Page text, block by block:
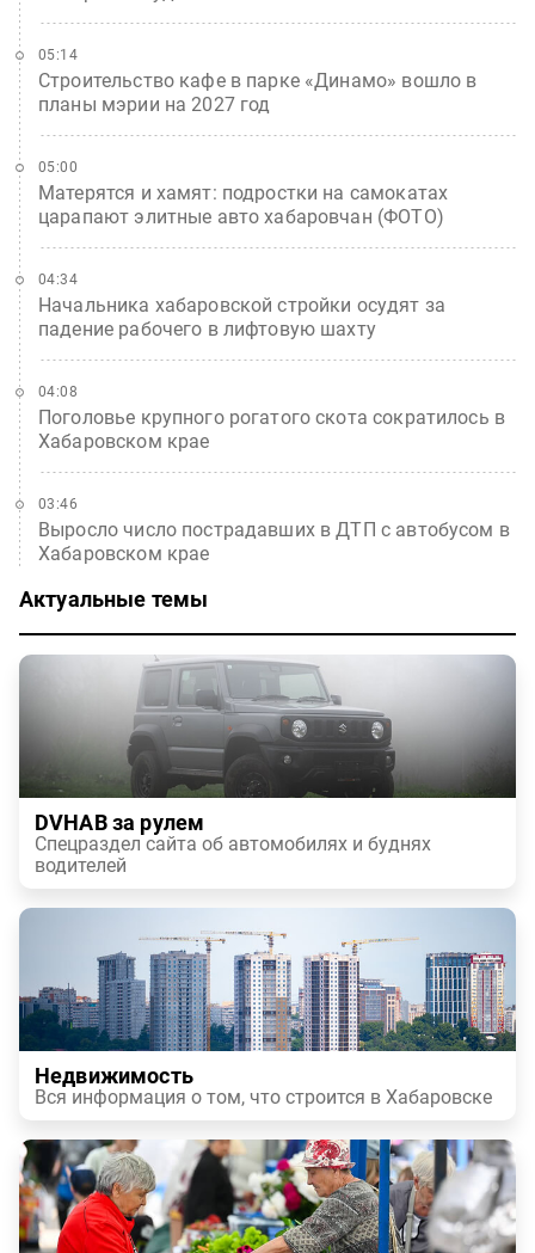
Строительство кафе в парке «Динамо» вошло в
планы мэрии на 2027 год
05:14
Матерятся и хамят: подростки на самокатах
царапают элитные авто хабаровчан (ФОТО)
05:00
Начальника хабаровской стройки осудят за
падение рабочего в лифтовую шахту
04:34
Поголовье крупного рогатого скота сократилось в
Хабаровском крае
04:08
Выросло число пострадавших в ДТП с автобусом в
Хабаровском крае
03:46
Актуальные темы
DVHAB за рулем
Спецраздел сайта об автомобилях и буднях
водителей
Недвижимость
Вся информация о том, что строится в Хабаровске